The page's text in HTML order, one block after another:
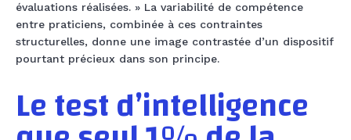
évaluations réalisées. » La variabilité de compétence
entre praticiens, combinée à ces contraintes
structurelles, donne une image contrastée d’un dispositif
pourtant précieux dans son principe.
Le test d’intelligence